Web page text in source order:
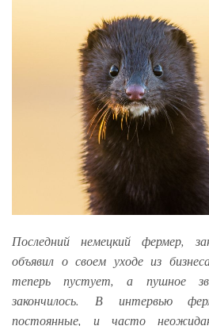
Последний немецкий фермер,
объявил о своем уходе из
теперь пустует, а пушное
закончилось. В интервью
постоянные, и часто